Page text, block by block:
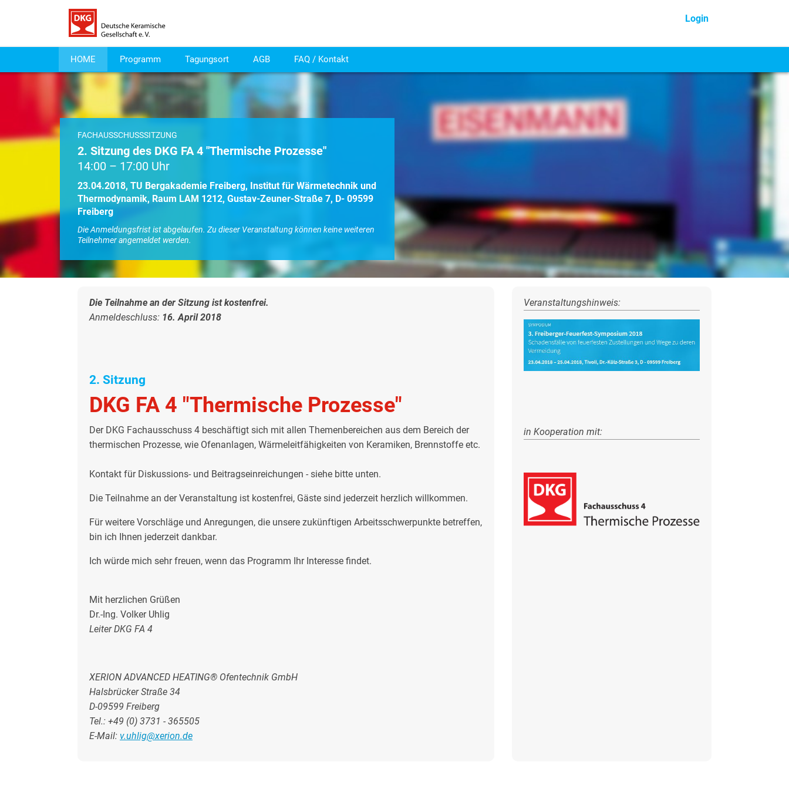
Login
HOME Programm Tagungsort AGB FAQ / Kontakt
FACHAUSSCHUSSSITZUNG
2. Sitzung des DKG FA 4 "Thermische Prozesse"
14:00 – 17:00 Uhr
23.04.2018, TU Bergakademie Freiberg, Institut für Wärmetechnik und
Thermodynamik, Raum LAM 1212, Gustav-Zeuner-Straße 7, D- 09599
Freiberg
Die Anmeldungsfrist ist abgelaufen. Zu dieser Veranstaltung können keine weiteren
Teilnehmer angemeldet werden.
Die Teilnahme an der Sitzung ist kostenfrei.
Anmeldeschluss: 16. April 2018
2. Sitzung
DKG FA 4 "Thermische Prozesse"
Der DKG Fachausschuss 4 beschäftigt sich mit allen Themenbereichen aus dem Bereich der
thermischen Prozesse, wie Ofenanlagen, Wärmeleitfähigkeiten von Keramiken, Brennstoffe etc.
Kontakt für Diskussions- und Beitragseinreichungen - siehe bitte unten.
Die Teilnahme an der Veranstaltung ist kostenfrei, Gäste sind jederzeit herzlich willkommen.
Für weitere Vorschläge und Anregungen, die unsere zukünftigen Arbeitsschwerpunkte betreffen,
bin ich Ihnen jederzeit dankbar.
Ich würde mich sehr freuen, wenn das Programm Ihr Interesse findet.
Mit herzlichen Grüßen
Dr.-Ing. Volker Uhlig
Leiter DKG FA 4
XERION ADVANCED HEATING® Ofentechnik GmbH
Halsbrücker Straße 34
D-09599 Freiberg
Tel.: +49 (0) 3731 - 365505
E-Mail: v.uhlig@xerion.de
Veranstaltungshinweis:
in Kooperation mit: